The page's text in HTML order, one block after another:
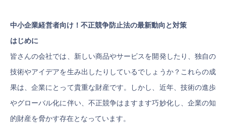
中小企業経営者向け！不正競争防止法の最新動向と対策
はじめに
皆さんの会社では、新しい商品やサービスを開発したり、独自の
技術やアイデアを生み出したりしているでしょうか？これらの成
果は、企業にとって貴重な財産です。しかし、近年、技術の進歩
やグローバル化に伴い、不正競争はますます巧妙化し、企業の知
的財産を脅かす存在となっています。